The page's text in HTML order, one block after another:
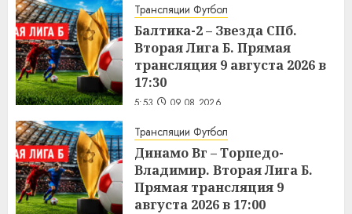
Трансляции Футбол
Балтика-2 – Звезда СПб.
Вторая Лига Б. Прямая
трансляция 9 августа 2026 в
17:30
5:53 09.08.2026
Трансляции Футбол
Динамо Вг – Торпедо-
Владимир. Вторая Лига Б.
Прямая трансляция 9
августа 2026 в 17:00